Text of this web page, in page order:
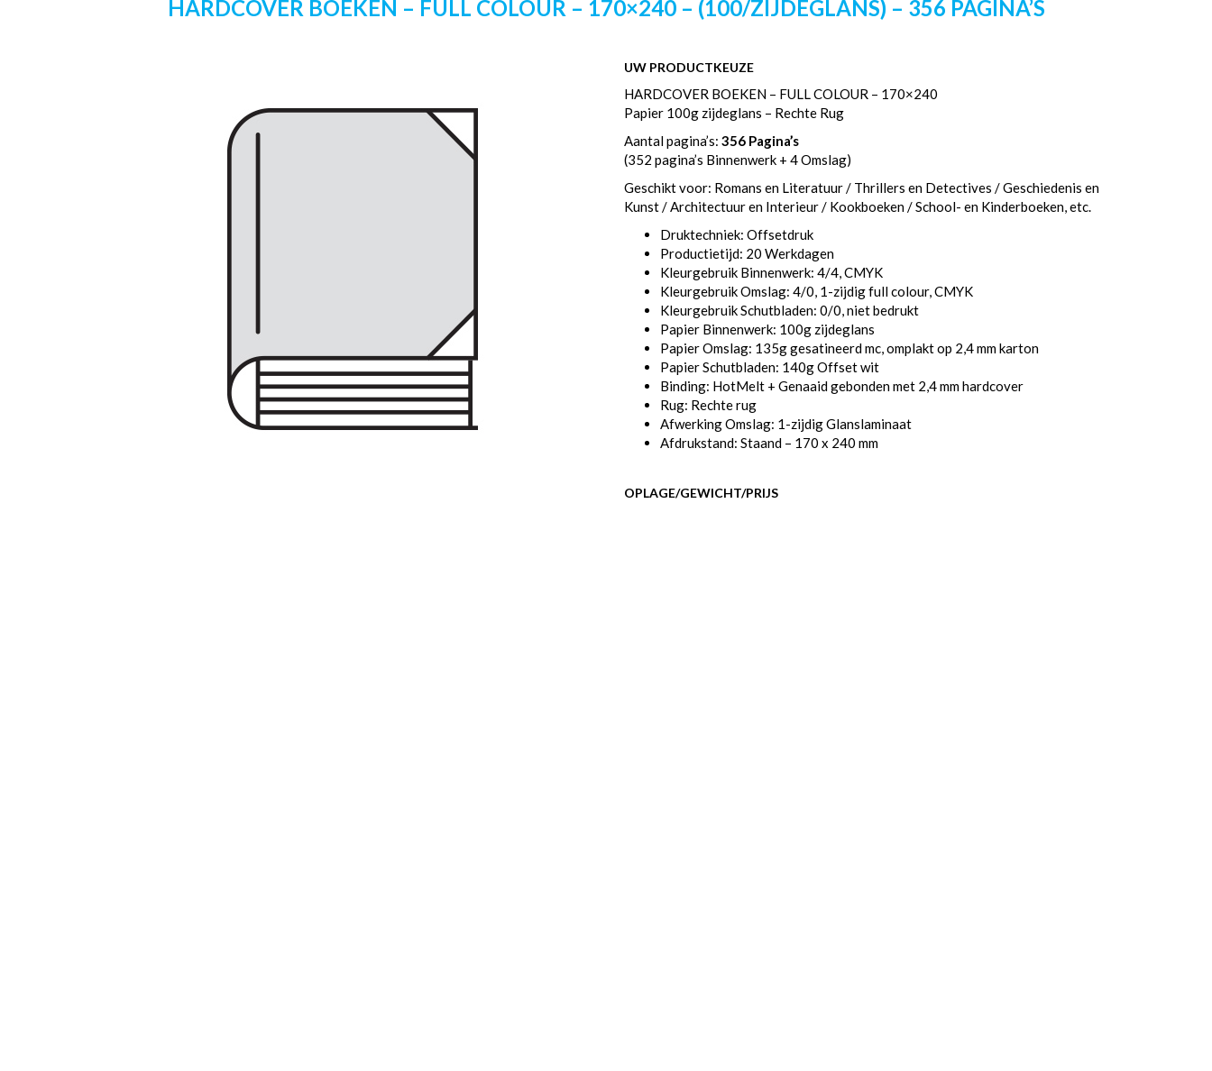
HARDCOVER BOEKEN – FULL COLOUR – 170×240 – (100/ZIJDEGLANS) – 356 PAGINA’S
UW PRODUCTKEUZE
HARDCOVER BOEKEN – FULL COLOUR – 170×240
Papier 100g zijdeglans – Rechte Rug
Aantal pagina’s: 356 Pagina’s
(352 pagina’s Binnenwerk + 4 Omslag)
Geschikt voor: Romans en Literatuur / Thrillers en Detectives / Geschiedenis en
Kunst / Architectuur en Interieur / Kookboeken / School- en Kinderboeken, etc.
Druktechniek: Offsetdruk
Productietijd: 20 Werkdagen
Kleurgebruik Binnenwerk: 4/4, CMYK
Kleurgebruik Omslag: 4/0, 1-zijdig full colour, CMYK
Kleurgebruik Schutbladen: 0/0, niet bedrukt
Papier Binnenwerk: 100g zijdeglans
Papier Omslag: 135g gesatineerd mc, omplakt op 2,4 mm karton
Papier Schutbladen: 140g Offset wit
Binding: HotMelt + Genaaid gebonden met 2,4 mm hardcover
Rug: Rechte rug
Afwerking Omslag: 1-zijdig Glanslaminaat
Afdrukstand: Staand – 170 x 240 mm
OPLAGE/GEWICHT/PRIJS